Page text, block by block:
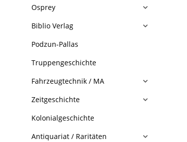
Osprey
Biblio Verlag
Podzun-Pallas
Truppengeschichte
Fahrzeugtechnik / MA
Zeitgeschichte
Kolonialgeschichte
Antiquariat / Raritäten